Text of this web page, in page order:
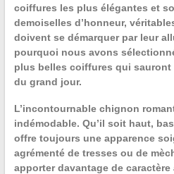
coiffures les plus élégantes et
demoiselles d’honneur,
doivent se démarquer par leur
pourquoi nous avons
plus belles coiffures qui sauront
du grand jour.
L’incontournable chignon
indémodable. Qu’il soit haut,
offre toujours une apparence
agrémenté de tresses ou de
apporter davantage de caractère